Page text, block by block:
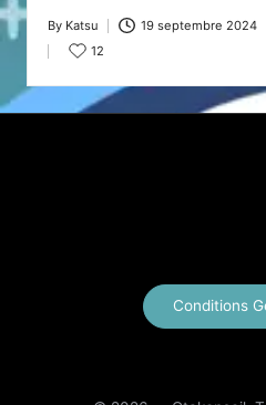
Posted
by
By Katsu 19 septembre 2024
12
Conditions